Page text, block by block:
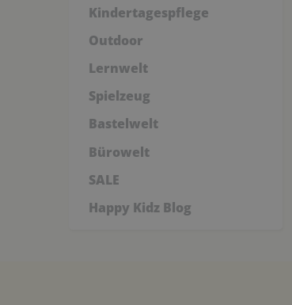
Kindertagespflege
Outdoor
Lernwelt
Spielzeug
Bastelwelt
Bürowelt
SALE
Happy Kidz Blog